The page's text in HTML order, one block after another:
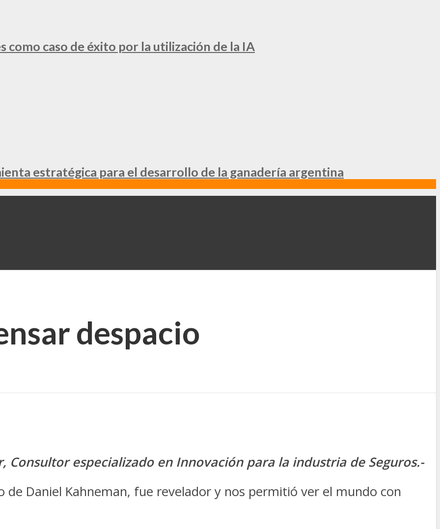
como caso de éxito por la utilización de la IA
estratégica para el desarrollo de la ganadería argentina
despacio
Consultor especializado en Innovación para la industria de Seguros.-
de Daniel Kahneman, fue revelador y nos permitió ver el mundo con